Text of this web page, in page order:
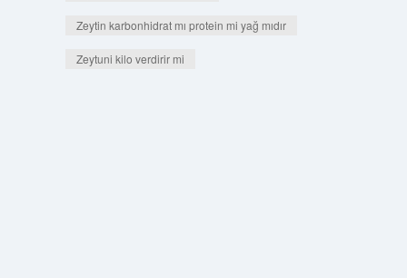
Zeytin karbonhidrat mı protein mi yağ mıdır
Zeytuni kilo verdirir mi